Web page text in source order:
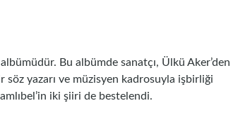
Bu albümde sanatçı, Ülkü Aker’den
söz yazarı ve müzisyen kadrosuyla işbirliği
iki şiiri de bestelendi.